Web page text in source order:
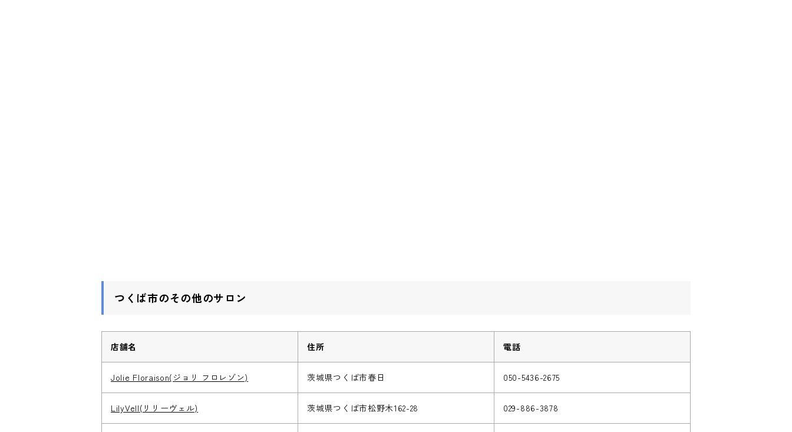
つくば市のその他のサロン
店舗名 住所 電話
Jolie Floraison(ジョリ フロレゾン) 茨城県つくば市春日 050-5436-2675
LilyVell(リリーヴェル) 茨城県つくば市松野木162-28 029-886-3878